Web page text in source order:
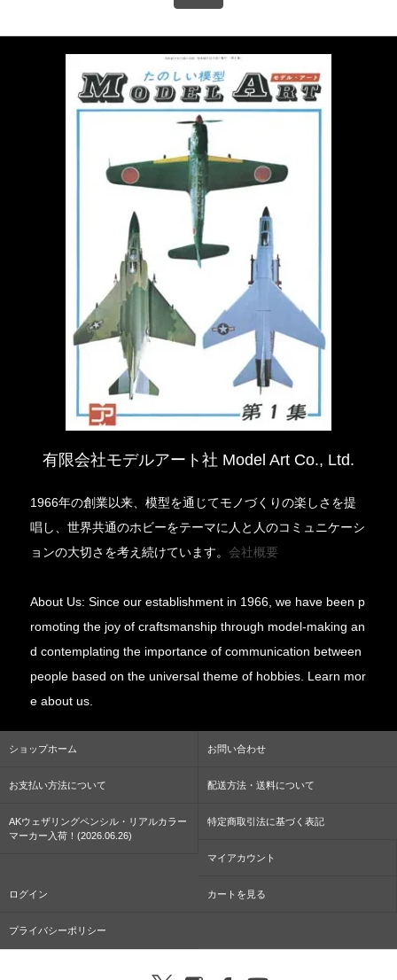
有限会社モデルアート社 Model Art Co., Ltd.
1966年の創業以来、模型を通じてモノづくりの楽しさを提
唱し、世界共通のホビーをテーマに人と人のコミュニケーシ
ョンの大切さを考え続けています。会社概要
About Us: Since our establishment in 1966, we have been p
romoting the joy of craftsmanship through model-making an
d contemplating the importance of communication between
people based on the universal theme of hobbies. Learn mor
e about us.
ショップホーム お問い合わせ
お支払い方法について 配送方法・送料について
AKウェザリングペンシル・リアルカラー
マーカー入荷！(2026.06.26)
特定商取引法に基づく表記
マイアカウント
ログイン カートを見る
プライバシーポリシー